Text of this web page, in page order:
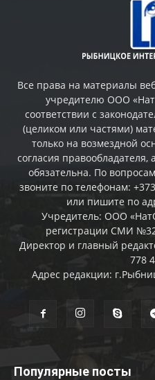
Все права на материалы
учредителю ООО
соответствии с
(целиком или частями)
только на возмездной
согласия правообладателя,
обязательна. По
звоните по телефонам:
или пишите по
Учредитель: ООО
регистрации СМИ
Директор и главный
778
Адрес редакции:
Популярные посты